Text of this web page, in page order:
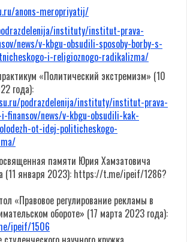
anons-meropriyatij/
instituty/institut-prava-
news/v-kbgu-obsudili-sposoby-borby-s-
i-religioznogo-radikalizma/
«Политический экстремизм» (10
года):
podrazdelenija/instituty/institut-prava-
finansov/news/v-kbgu-obsudili-kak-
ot-idej-politicheskogo-
памяти Юрия Хамзатовича
(11 января 2023): https://t.me/ipeif/1286?
«Правовое регулирование рекламы в
обороте» (17 марта 2023 года):
ipeif/1506